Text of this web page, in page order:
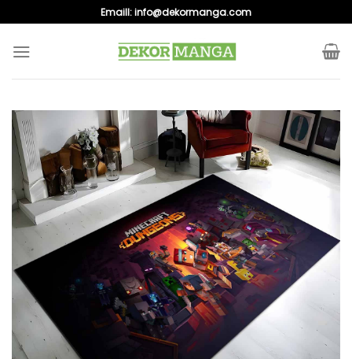
to
content
Emaill:info@dekormanga.com